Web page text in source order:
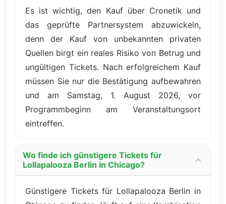
Es ist wichtig, den Kauf über Cronetik und
das geprüfte Partnersystem abzuwickeln,
denn der Kauf von unbekannten privaten
Quellen birgt ein reales Risiko von Betrug und
ungültigen Tickets. Nach erfolgreichem Kauf
müssen Sie nur die Bestätigung aufbewahren
und am Samstag, 1. August 2026, vor
Programmbeginn am Veranstaltungsort
eintreffen.
Wo finde ich günstigere Tickets für
Lollapalooza Berlin in Chicago?
Günstigere Tickets für Lollapalooza Berlin in